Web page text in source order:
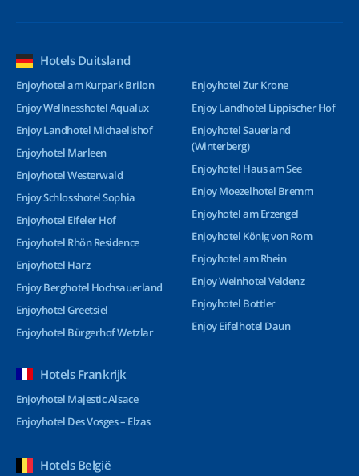
Hotels Duitsland
Enjoyhotel am Kurpark Brilon
Enjoy Wellnesshotel Aqualux
Enjoy Landhotel Michaelishof
Enjoyhotel Marleen
Enjoyhotel Westerwald
Enjoy Schlosshotel Sophia
Enjoyhotel Eifeler Hof
Enjoyhotel Rhön Residence
Enjoyhotel Harz
Enjoy Berghotel Hochsauerland
Enjoyhotel Greetsiel
Enjoyhotel Bürgerhof Wetzlar
Enjoyhotel Zur Krone
Enjoy Landhotel Lippischer Hof
Enjoyhotel Sauerland
(Winterberg)
Enjoyhotel Haus am See
Enjoy Moezelhotel Bremm
Enjoyhotel am Erzengel
Enjoyhotel König von Rom
Enjoyhotel am Rhein
Enjoy Weinhotel Veldenz
Enjoyhotel Bottler
Enjoy Eifelhotel Daun
Hotels Frankrijk
Enjoyhotel Majestic Alsace
Enjoyhotel Des Vosges – Elzas
Hotels België